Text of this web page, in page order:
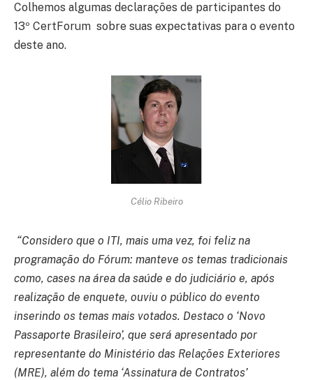
Colhemos algumas declarações de participantes do
13º CertForum sobre suas expectativas para o evento
deste ano.
Célio Ribeiro
“Considero que o ITI, mais uma vez, foi feliz na
programação do Fórum: manteve os temas tradicionais
como, cases na área da saúde e do judiciário e, após
realização de enquete, ouviu o público do evento
inserindo os temas mais votados. Destaco o ‘Novo
Passaporte Brasileiro’, que será apresentado por
representante do Ministério das Relações Exteriores
(MRE), além do tema ‘Assinatura de Contratos’